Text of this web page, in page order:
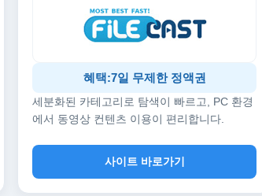
혜택:7일 무제한 정액권
세분화된 카테고리로 탐색이 빠르고, PC 환경
에서 동영상 컨텐츠 이용이 편리합니다.
사이트 바로가기